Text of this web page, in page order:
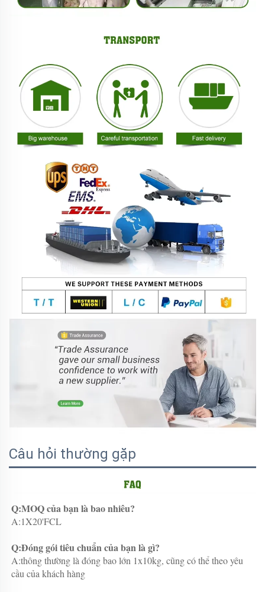
Câu hỏi thường gặp
Q:MOQ của bạn là bao nhiêu?
A:1X20'FCL
Q:Đóng gói tiêu chuẩn của bạn là gì?
A:thông thường là đóng bao lớn 1x10kg, cũng có thể theo yêu
cầu của khách hàng